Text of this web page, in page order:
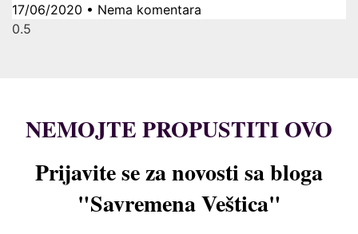
17/06/2020
Nema komentara
NEMOJTE PROPUSTITI OVO
Prijavite se za novosti sa bloga
"Savremena Veštica"